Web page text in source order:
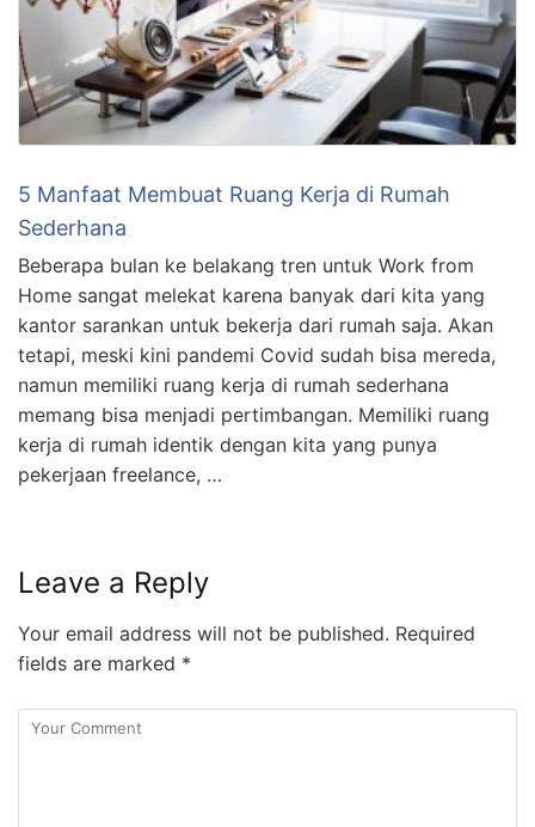
5 Manfaat Membuat Ruang Kerja di Rumah
Sederhana
Beberapa bulan ke belakang tren untuk Work from
Home sangat melekat karena banyak dari kita yang
kantor sarankan untuk bekerja dari rumah saja. Akan
tetapi, meski kini pandemi Covid sudah bisa mereda,
namun memiliki ruang kerja di rumah sederhana
memang bisa menjadi pertimbangan. Memiliki ruang
kerja di rumah identik dengan kita yang punya
pekerjaan freelance, …
Leave a Reply
Your email address will not be published. Required
fields are marked *